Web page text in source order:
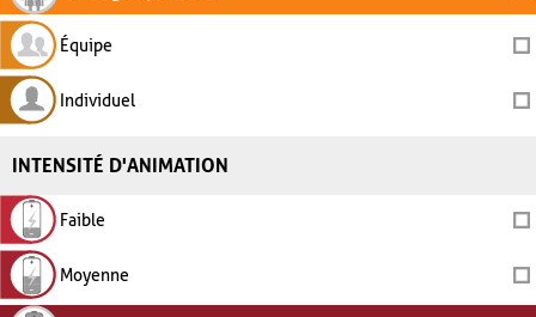
Équipe
Individuel
INTENSITÉ D'ANIMATION
Faible
Moyenne